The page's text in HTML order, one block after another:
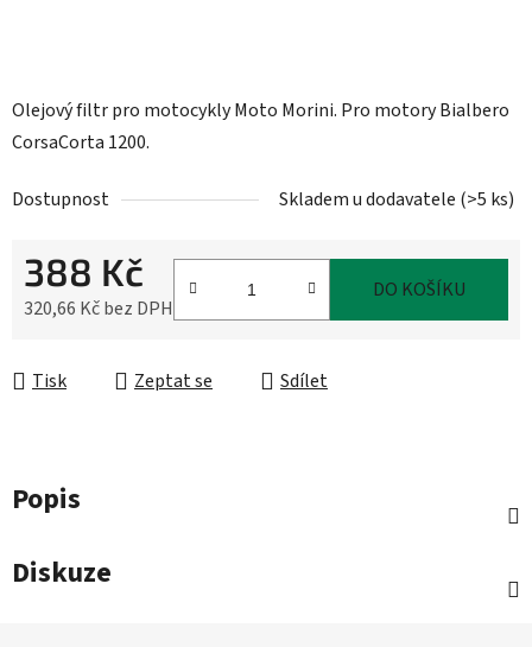
Olejový filtr pro motocykly Moto Morini. Pro motory Bialbero
CorsaCorta 1200.
Dostupnost Skladem u dodavatele (>5 ks)
388 Kč
320,66 Kč bez DPH
DO KOŠÍKU
Tisk Zeptat se Sdílet
Popis
Diskuze